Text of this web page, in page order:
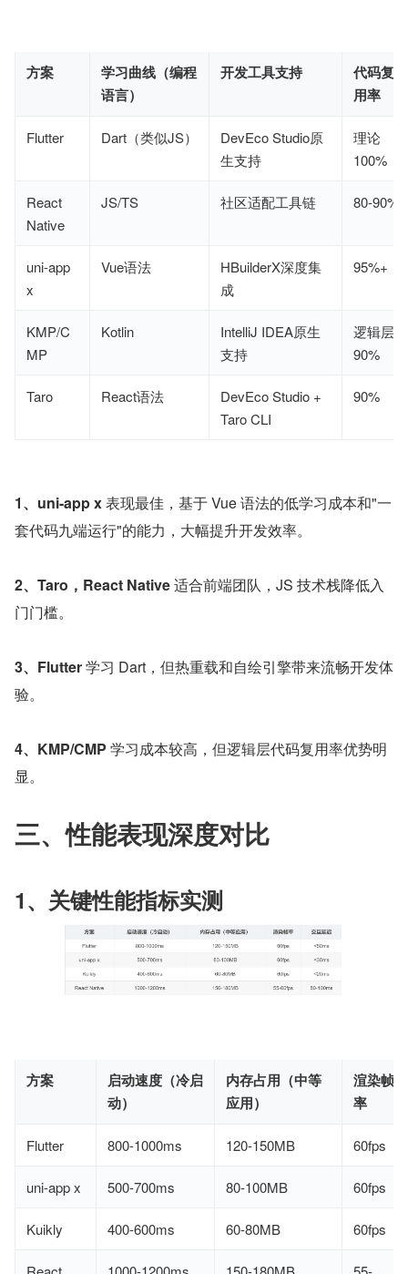
方案
学习曲线（编程
语言）
开发工具支持
代码复
用率
Flutter Dart（类似JS）
DevEco Studio原
生支持
理论
100%
React
Native
JS/TS 社区适配工具链 80-90%
uni-app
x
Vue语法
HBuilderX深度集
成
95%+
KMP/C
MP
Kotlin
IntelliJ IDEA原生
支持
逻辑层
90%
Taro React语法
DevEco Studio +
Taro CLI
90%
1、uni-app x 表现最佳，基于 Vue 语法的低学习成本和"一
套代码九端运行"的能力，大幅提升开发效率。
2、Taro，React Native 适合前端团队，JS 技术栈降低入
门门槛。
3、Flutter 学习 Dart，但热重载和自绘引擎带来流畅开发体
验。
4、KMP/CMP 学习成本较高，但逻辑层代码复用率优势明
显。
三、性能表现深度对比
1、关键性能指标实测
方案
启动速度（冷启
动）
内存占用（中等
应用）
渲染帧
率
Flutter 800-1000ms 120-150MB 60fps
uni-app x 500-700ms 80-100MB 60fps
Kuikly 400-600ms 60-80MB 60fps